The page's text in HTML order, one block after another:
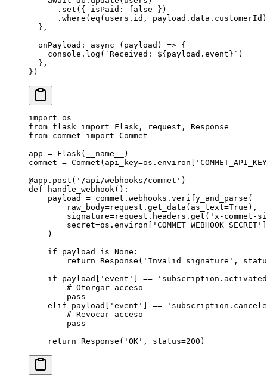
      .
set ({ isPaid: false })
      .
where ( eq (users.id,
  },
  onPayload
: async ( payload ) => {
    console.
log ( `Received: ${ payload . event }` )
  },
})
import os
from flask import Flask, request, Response
from commet import Commet
app = Flask( __name__
)
commet = Commet( api_key=os.environ[
@app.post ( '/api/webhooks/commet' )
def handle_webhook():
    payload
= commet.webhooks.verify_and_parse(
        raw_body
=request.get_data( as_text=True ),
        signature
=request.headers.get( 'x-commet-
        secret
=os.environ[ 'COMMET_WEBHOOK_SECRET'
    )
    if
payload is None :
        return
Response( 'Invalid signature' ,
    if
payload[ 'event' ==
        # Otorgar acceso
        pass
    elif
payload[ 'event' ==
        # Revocar acceso
        pass
    return
Response( 'OK' , status=200 )